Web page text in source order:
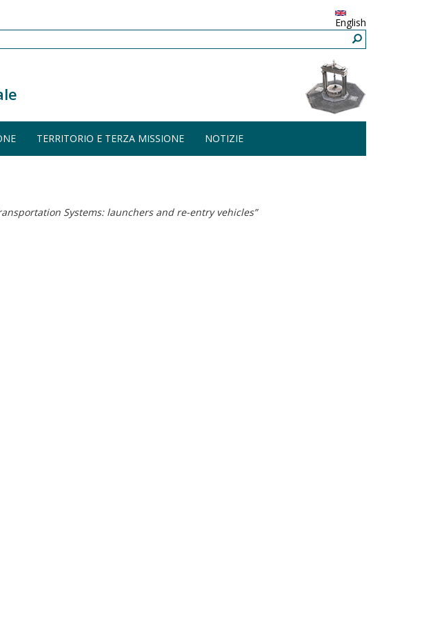
English
TERRITORIO E TERZA MISSIONE NOTIZIE
Systems: launchers and re-entry vehicles”